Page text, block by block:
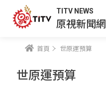
TITV NEWS
原視新聞網
首頁 世原運預算
世原運預算